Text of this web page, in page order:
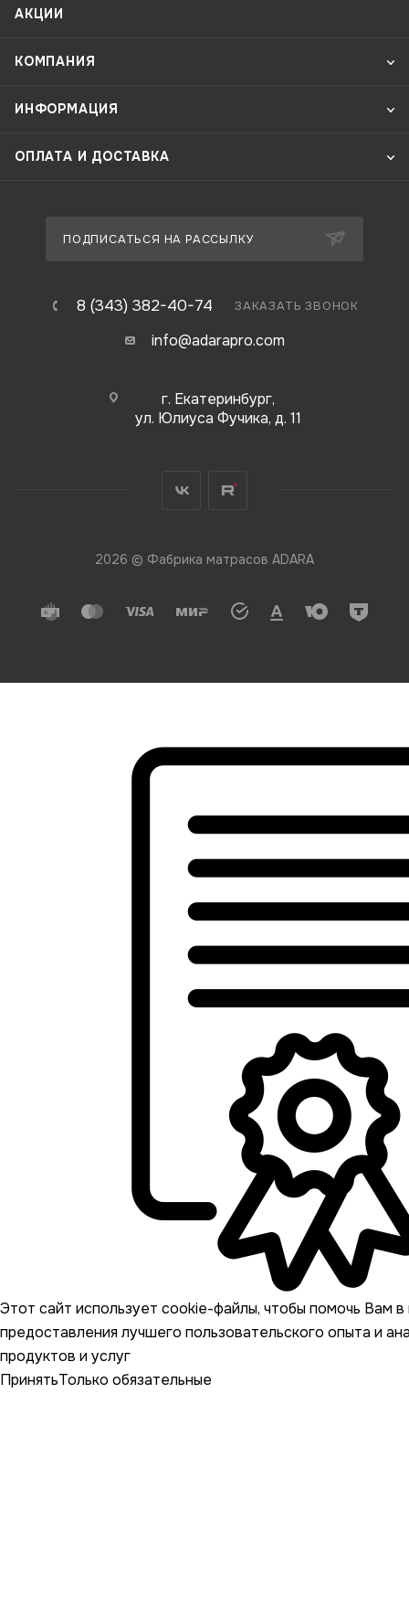
АКЦИИ
КОМПАНИЯ
ИНФОРМАЦИЯ
ОПЛАТА И ДОСТАВКА
ПОДПИСАТЬСЯ НА РАССЫЛКУ
8 (343) 382-40-74 ЗАКАЗАТЬ ЗВОНОК
info@adarapro.com
г. Екатеринбург,
ул. Юлиуса Фучика, д. 11
2026 © Фабрика матрасов ADARA
Этот сайт использует cookie-файлы, чтобы помочь Вам в
предоставления лучшего пользовательского опыта и
продуктов и услуг
ПринятьТолько обязательные